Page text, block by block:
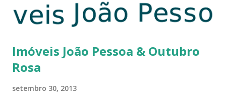
Imóveis João Pessoa & Outubro
Rosa
setembro 30, 2013